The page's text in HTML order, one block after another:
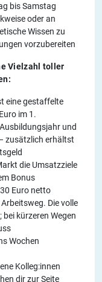
bis Samstag
oder an
Wissen zu
vorzubereiten
Vielzahl toller
eine gestaffelte
im 1.
und
zusätzlich erhältst
die Umsatzziele
Bonus
Euro netto
Die volle
kürzeren Wegen
Wochen
Kolleg:innen
dir zur Seite